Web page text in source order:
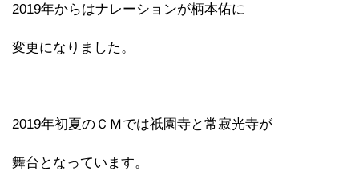
2019年からはナレーションが柄本佑に
変更になりました。
2019年初夏のＣＭでは祇園寺と常寂光寺が
舞台となっています。